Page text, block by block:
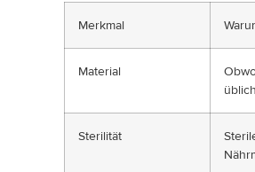
Merkmal
Material
Sterilität